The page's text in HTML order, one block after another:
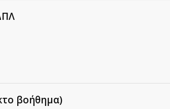
βοήθημα)